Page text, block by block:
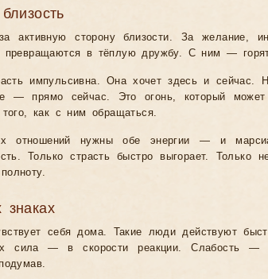
активную сторону близости. За желание,
превращаются в тёплую дружбу. С ним —
импульсивна. Она хочет здесь и сейчас.
— прямо сейчас. Это огонь, который
как с ним обращаться.
отношений нужны обе энергии — и
Только страсть быстро выгорает. Только
себя дома. Такие люди действуют
сила — в скорости реакции. Слабость —